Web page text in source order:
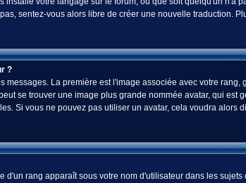
sentez-vous alors libre de créer une nouvelle traduction.
?
messages. La première est l'image associée avec votre
se trouver une image plus grande nommée avatar, qui
Si vous ne pouvez pas utiliser un avatar, cela voudra
rang apparaît sous votre nom d'utilisateur dans les